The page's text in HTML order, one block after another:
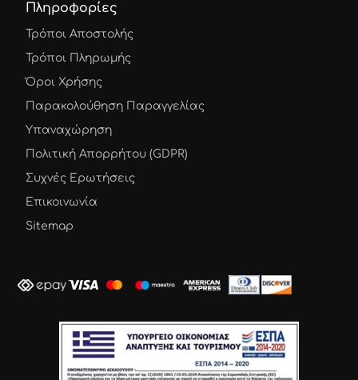
Πληροφορίες
Τρόποι Αποστολής
Τρόποι Πληρωμής
Όροι Χρήσης
Παρακολούθηση Παραγγελίας
Υπαναχώρηση
Πολιτική Απορρήτου (GDPR)
Συχνές Ερωτήσεις
Επικοινωνία
Sitemap